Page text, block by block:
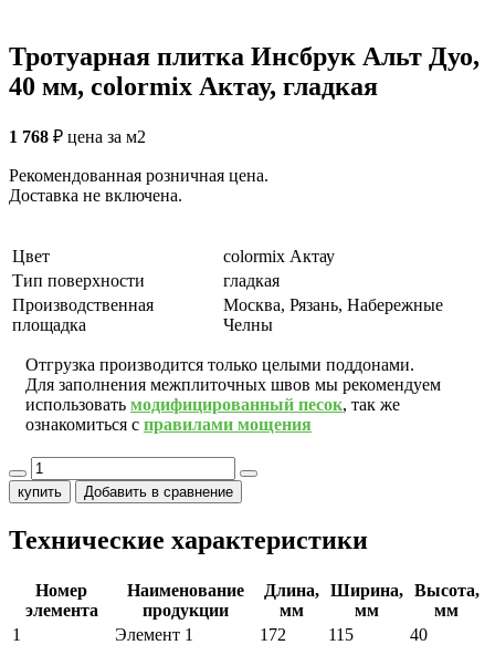
Тротуарная плитка Инсбрук Альт Дуо,
40 мм, colormix Актау, гладкая
1 768 ₽ цена за м2
Рекомендованная розничная цена.
Доставка не включена.
Цвет
colormix Актау
Тип поверхности
гладкая
Производственная
площадка
Москва, Рязань, Набережные
Челны
Отгрузка производится только целыми поддонами.
Для заполнения межплиточных швов мы рекомендуем
использовать модифицированный песок, так же
ознакомиться с правилами мощения
купить Добавить в сравнение
Технические характеристики
Номер
элемента
Наименование
продукции
Длина,
мм
Ширина,
мм
Высота,
мм
1
Элемент 1 172 115
40